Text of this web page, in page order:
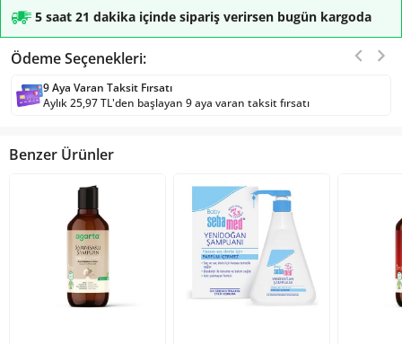
5 saat 21 dakika içinde sipariş verirsen bugün kargoda
Ödeme Seçenekleri:
9 Aya Varan Taksit Fırsatı
Aylık 25,97 TL'den başlayan 9 aya varan taksit fırsatı
Benzer Ürünler